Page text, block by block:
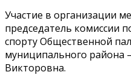
Участие в организации
председатель комиссии
спорту Общественной
муниципального района
Викторовна.